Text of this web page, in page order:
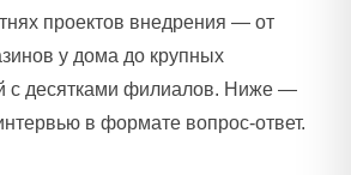
проектов внедрения — от
у дома до крупных
с десятками филиалов. Ниже —
в формате вопрос-ответ.